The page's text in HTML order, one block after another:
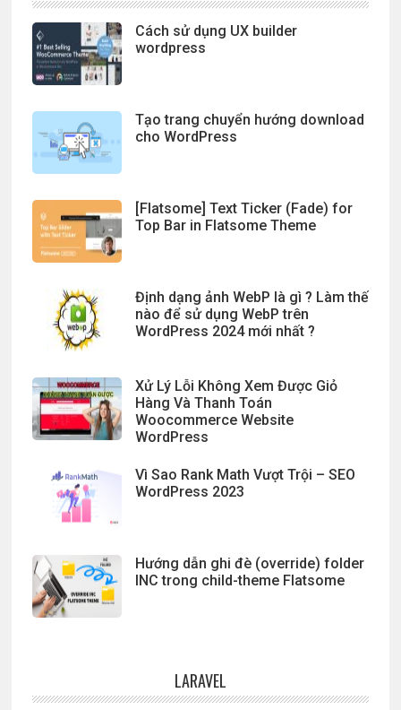
Cách sử dụng UX builder
wordpress
Tạo trang chuyển hướng download
cho WordPress
[Flatsome] Text Ticker (Fade) for
Top Bar in Flatsome Theme
Định dạng ảnh WebP là gì ? Làm thế
nào để sử dụng WebP trên
WordPress 2024 mới nhất ?
Xử Lý Lỗi Không Xem Được Giỏ
Hàng Và Thanh Toán
Woocommerce Website
WordPress
Vì Sao Rank Math Vượt Trội – SEO
WordPress 2023
Hướng dẫn ghi đè (override) folder
INC trong child-theme Flatsome
LARAVEL